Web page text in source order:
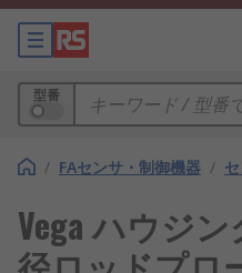
型番
/ FAセンサ・制御機器 /
Vega ハウジ